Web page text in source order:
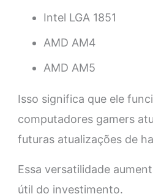
Intel LGA 1851
AMD AM4
AMD AM5
Isso significa que ele
computadores gamers
futuras atualizações de
Essa versatilidade
útil do investimento.